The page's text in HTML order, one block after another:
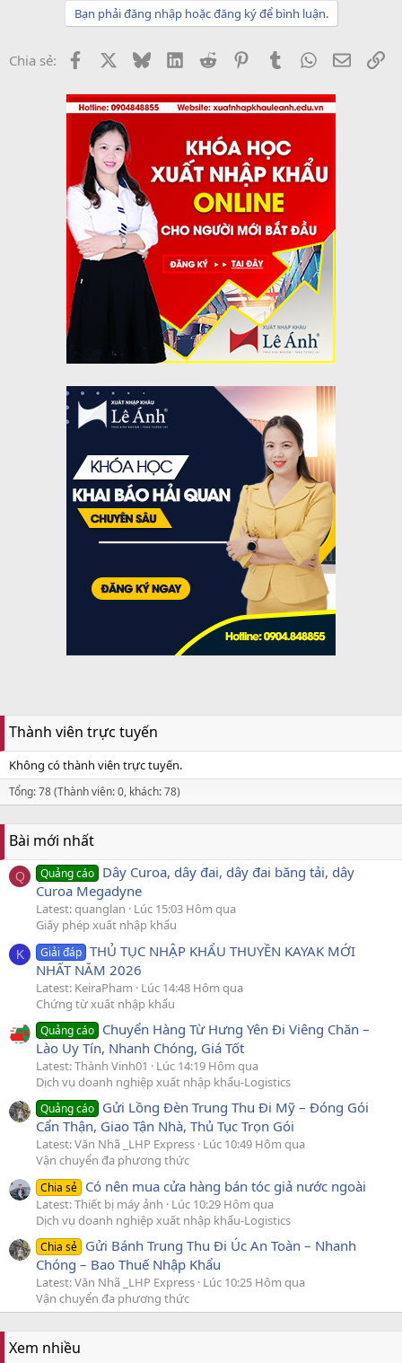
Bạn phải đăng nhập hoặc đăng ký để bình luận.
Chia sẻ: Facebook BlueskyLinkedInReddit PinterestTumblrWhatsApp
Email
Thành viên trực tuyến
Không có thành viên trực tuyến.
Tổng: 78 (Thành viên: 0, khách: 78)
Bài mới nhất
Q Quảng cáo Dây Curoa, dây đai, dây đai băng tải, dây
Curoa Megadyne
Latest: quanglan
Lúc 15:03 Hôm qua
Giấy phép xuất nhập khẩu
K Giải đáp THỦ TỤC NHẬP KHẨU THUYỀN KAYAK MỚI
NHẤT NĂM 2026
Latest: KeiraPham
Lúc 14:48 Hôm qua
Chứng từ xuất nhập khẩu
Quảng cáo Chuyển Hàng Từ Hưng Yên Đi Viêng Chăn –
Lào Uy Tín, Nhanh Chóng, Giá Tốt
Latest: Thành Vinh01
Lúc 14:19 Hôm qua
Dịch vụ doanh nghiệp xuất nhập khẩu-Logistics
Quảng cáo Gửi Lồng Đèn Trung Thu Đi Mỹ – Đóng Gói
Cẩn Thận, Giao Tận Nhà, Thủ Tục Trọn Gói
Latest: Văn Nhã _LHP Express Lúc 10:49 Hôm qua
Vận chuyển đa phương thức
Chia sẻ Có nên mua cửa hàng bán tóc giả nước ngoài
Latest: Thiết bị máy ảnh
Lúc 10:29 Hôm qua
Dịch vụ doanh nghiệp xuất nhập khẩu-Logistics
Chia sẻ Gửi Bánh Trung Thu Đi Úc An Toàn – Nhanh
Chóng – Bao Thuế Nhập Khẩu
Latest: Văn Nhã _LHP Express Lúc 10:25 Hôm qua
Vận chuyển đa phương thức
Xem nhiều